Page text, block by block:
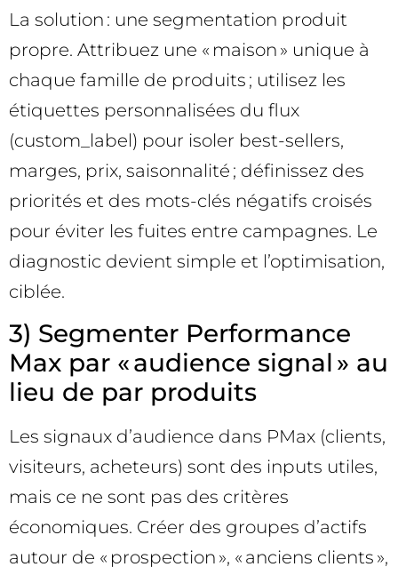
La solution : une segmentation produit
propre. Attribuez une « maison » unique à
chaque famille de produits ; utilisez les
étiquettes personnalisées du flux
(custom_label) pour isoler best-sellers,
marges, prix, saisonnalité ; définissez des
priorités et des mots-clés négatifs croisés
pour éviter les fuites entre campagnes. Le
diagnostic devient simple et l’optimisation,
ciblée.
3) Segmenter Performance
Max par « audience signal » au
lieu de par produits
Les signaux d’audience dans PMax (clients,
visiteurs, acheteurs) sont des inputs utiles,
mais ce ne sont pas des critères
économiques. Créer des groupes d’actifs
autour de « prospection », « anciens clients »,